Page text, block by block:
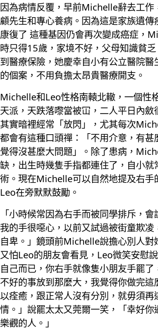
因為病情反覆，早前Michelle辭去工作
顧先生和專心養病。因為這是家族遺傳
康復了 這種基因仍會再次變成癌症，
時只得15歲，家境不好，父母知識貧
到醫療保險，她慶幸自小有公立醫院醫
的個案，不用負擔太昂貴醫療開支。
Michelle和Leo性格南轅北轍，一個性
天派，天跌落嚟當被冚，二人平日內斂
其實暗裡經常「放閃」，尤其每次
都會有這種口頭禪：「不用介意，有甚
覺得沒甚麼大問題」。除了患病，
缺，出生時幾隻手指都連住了，自小就
術。現在Michelle可以自然地提及右手
Leo在旁默默鼓勵。
「小時候常因為右手而被同學排斥，
我的手很噁心，以前又試過被街童欺凌
自卑。」鏡頭前Michelle說擔心別人對
又怕Leo的朋友會看見，Leo微笑安慰
自己而已，你右手就像隻小朋友手罷
不好的事放到那麼大，我覺得你做完這
以痊癒，跟正常人沒有分別，就毋須再
情。」說罷太太又莞爾一笑，「幸好你
樂觀的人。」